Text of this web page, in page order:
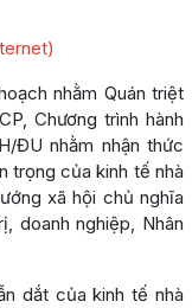
nhằm Quán triệt
Chương trình hành
ĐU nhằm nhận thức
trọng của kinh tế nhà
xã hội chủ nghĩa
doanh nghiệp, Nhân
dắt của kinh tế nhà